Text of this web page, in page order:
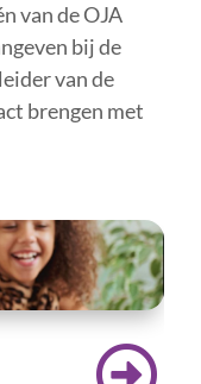
van de OJA
bij de
van de
brengen met